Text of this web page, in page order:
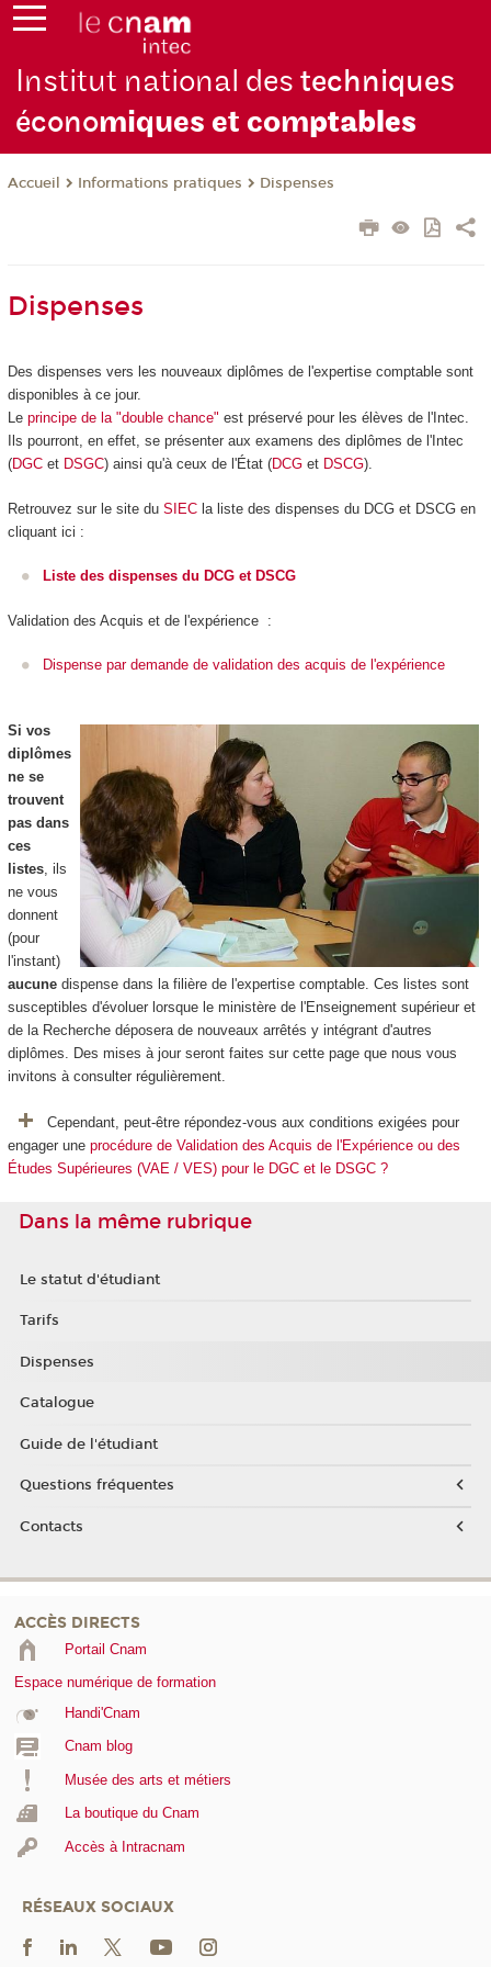
Institut national destechniques
économiques et comptables
Accueil Informations pratiques Dispenses
Dispenses
Des dispenses vers les nouveaux diplômes de l'expertise comptable sont
disponibles à ce jour.
Le principe de la "double chance" est préservé pour les élèves de l'Intec.
Ils pourront, en effet, se présenter aux examens des diplômes de l'Intec
(DGCet DSGC) ainsi qu'à ceux de l'État (DCGet DSCG).
Retrouvez sur le site du SIECla liste des dispenses du DCG et DSCG en
cliquant ici :
Liste des dispenses du DCG et DSCG
Validation des Acquis et de l'expérience :
Dispense par demande de validation des acquis de l'expérience
Si vos
diplômes
ne se
trouvent
pas dans
ces
listes, ils
ne vous
donnent
(pour
l'instant)
aucunedispense dans la filière de l'expertise comptable. Ces listes sont
susceptibles d'évoluer lorsque le ministère de l'Enseignement supérieur et
de la Recherche déposera de nouveaux arrêtés y intégrant d'autres
diplômes. Des mises à jour seront faites sur cette page que nous vous
invitons à consulter régulièrement.
Cependant, peut-être répondez-vous aux conditions exigées pour
engager une procédure de Validation des Acquis de l'Expérience ou des
Études Supérieures (VAE / VES) pour le DGC et le DSGC ?
Dans la même rubrique
Le statut d'étudiant
Tarifs
Dispenses
Catalogue
Guide de l'étudiant
Questions fréquentes
Contacts
ACCÈS DIRECTS
Portail Cnam
Espace numérique de formation
Handi'Cnam
Cnam blog
Musée des arts et métiers
La boutique du Cnam
Accès à Intracnam
RÉSEAUX SOCIAUX